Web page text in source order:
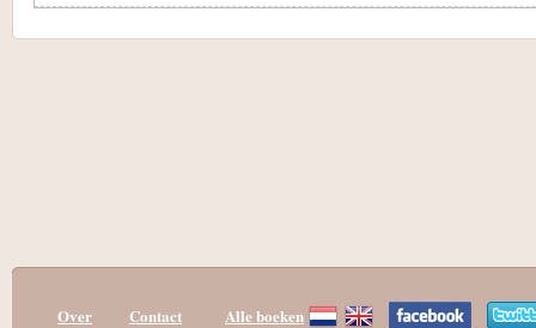
Over Contact Alle boeken